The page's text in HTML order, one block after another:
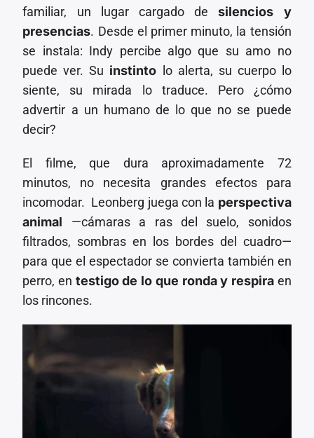
familiar, un lugar cargado de silencios y
presencias. Desde el primer minuto, la tensión
se instala: Indy percibe algo que su amo no
puede ver. Su instinto lo alerta, su cuerpo lo
siente, su mirada lo traduce. Pero ¿cómo
advertir a un humano de lo que no se puede
decir?
El filme, que dura aproximadamente 72
minutos, no necesita grandes efectos para
incomodar. Leonberg juega con la perspectiva
animal —cámaras a ras del suelo, sonidos
filtrados, sombras en los bordes del cuadro—
para que el espectador se convierta también en
perro, en testigo de lo que ronda y respira en
los rincones.